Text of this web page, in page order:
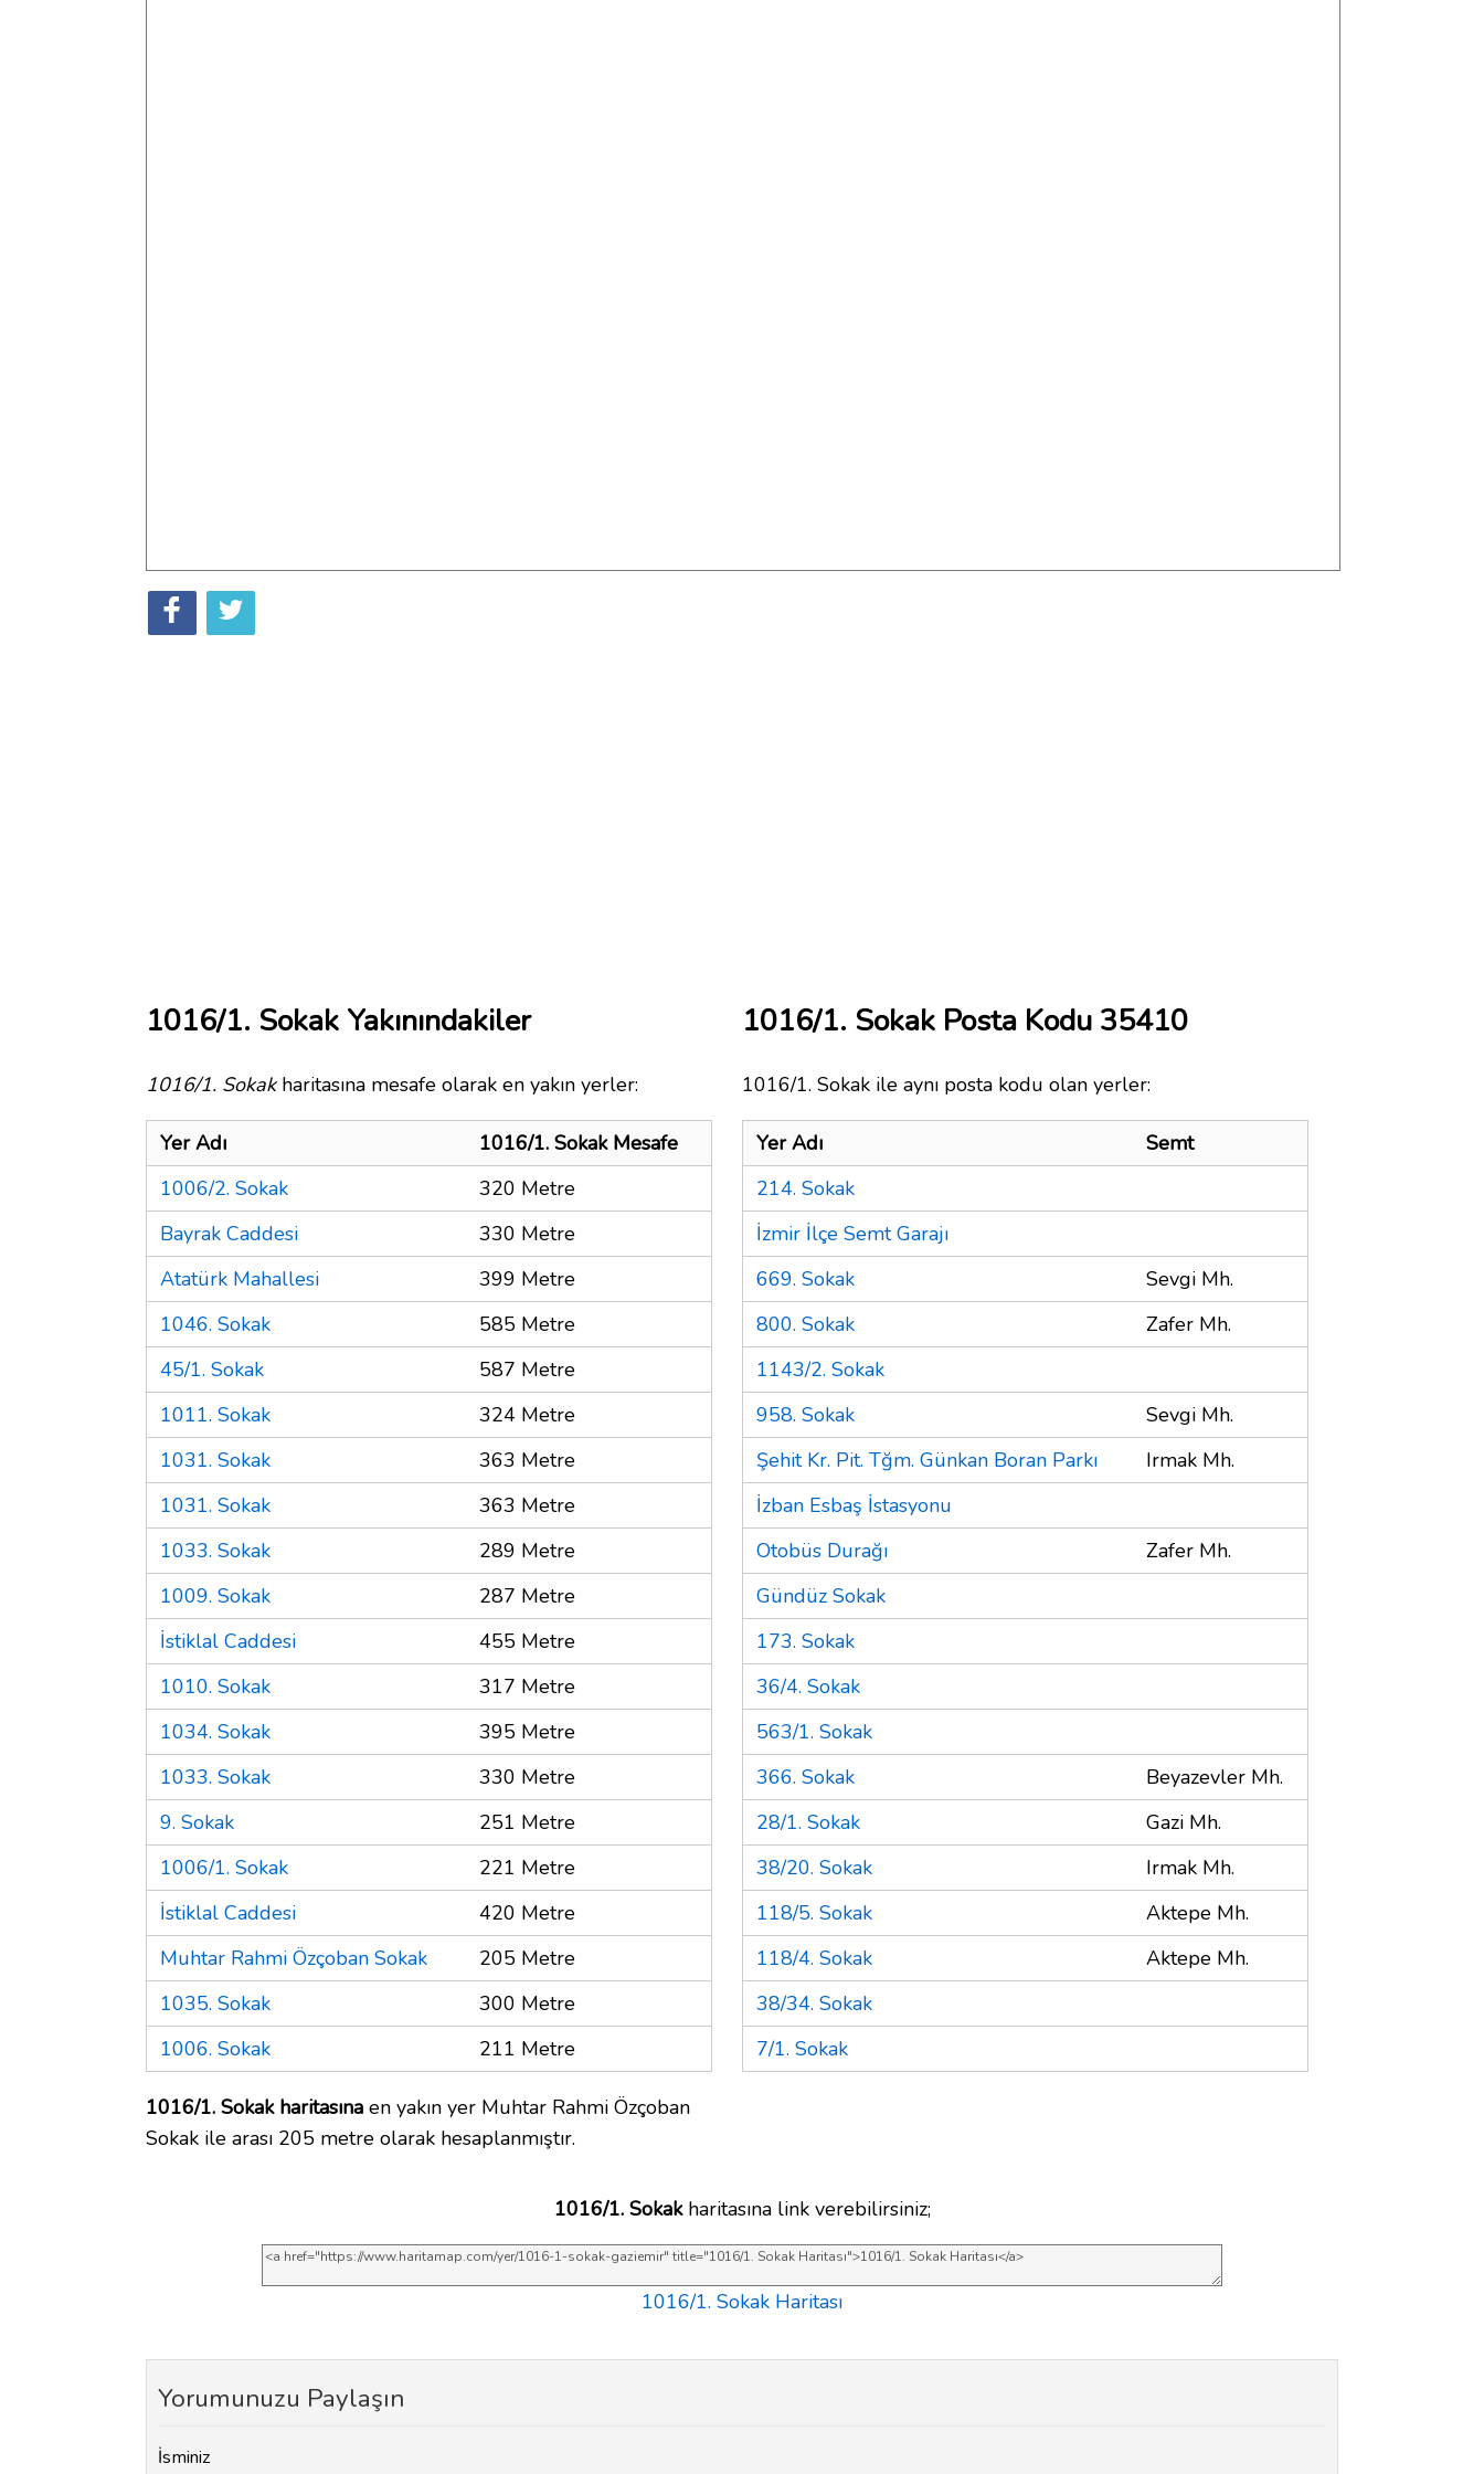
1016/1. Sokak Yakınındakiler
1016/1. Sokakharitasına mesafe olarak en yakın yerler:
Yer Adı
1016/1. Sokak Mesafe
1006/2. Sokak
320 Metre
Bayrak Caddesi
330 Metre
Atatürk Mahallesi
399 Metre
1046. Sokak
585 Metre
45/1. Sokak
587 Metre
1011. Sokak
324 Metre
1031. Sokak
363 Metre
1031. Sokak
363 Metre
1033. Sokak
289 Metre
1009. Sokak
287 Metre
İstiklal Caddesi
455 Metre
1010. Sokak
317 Metre
1034. Sokak
395 Metre
1033. Sokak
330 Metre
9. Sokak
251 Metre
1006/1. Sokak
221 Metre
İstiklal Caddesi
420 Metre
Muhtar Rahmi Özçoban Sokak
205 Metre
1035. Sokak
300 Metre
1006. Sokak
211 Metre
1016/1. Sokak haritasına en yakın yer Muhtar Rahmi Özçoban
Sokak ile arası 205 metre olarak hesaplanmıştır.
1016/1. Sokak Posta Kodu 35410
1016/1. Sokak ile aynı posta kodu olan yerler:
Yer Adı
Semt
214. Sokak
İzmir İlçe Semt Garajı
669. Sokak
Sevgi Mh.
800. Sokak
Zafer Mh.
1143/2. Sokak
958. Sokak
Sevgi Mh.
Şehit Kr. Pit. Tğm. Günkan Boran Parkı
Irmak Mh.
İzban Esbaş İstasyonu
Otobüs Durağı
Zafer Mh.
Gündüz Sokak
173. Sokak
36/4. Sokak
563/1. Sokak
366. Sokak
Beyazevler Mh.
28/1. Sokak
Gazi Mh.
38/20. Sokak
Irmak Mh.
118/5. Sokak
Aktepe Mh.
118/4. Sokak
Aktepe Mh.
38/34. Sokak
7/1. Sokak
1016/1. Sokakharitasına link verebilirsiniz;
1016/1. Sokak Haritası
Yorumunuzu Paylaşın
İsminiz